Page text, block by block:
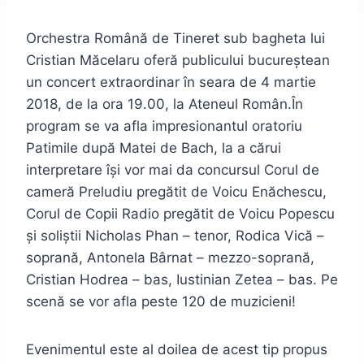
Orchestra Română de Tineret sub bagheta lui
Cristian Măcelaru oferă publicului bucureştean
un concert extraordinar în seara de 4 martie
2018, de la ora 19.00, la Ateneul Român.În
program se va afla impresionantul oratoriu
Patimile după Matei de Bach, la a cărui
interpretare îşi vor mai da concursul Corul de
cameră Preludiu pregătit de Voicu Enăchescu,
Corul de Copii Radio pregătit de Voicu Popescu
şi soliştii Nicholas Phan – tenor, Rodica Vică –
soprană, Antonela Bârnat – mezzo-soprană,
Cristian Hodrea – bas, Iustinian Zetea – bas. Pe
scenă se vor afla peste 120 de muzicieni!
Evenimentul este al doilea de acest tip propus